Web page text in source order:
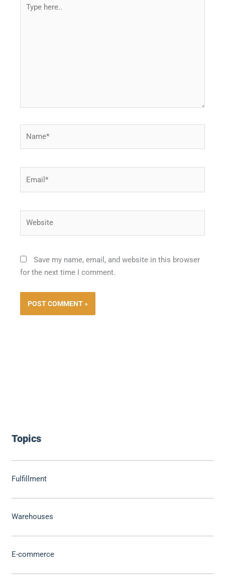
Topics
Fulfillment
Warehouses
E-commerce
here..
Save my name, email, and website in this browser
for the next time I comment.